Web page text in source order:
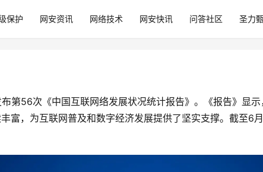
保护 网安资讯 网络技术 网安快讯 问答社区 圣力
第56次《中国互联网络发展状况统计报告》。《报告》显
富，为互联网普及和数字经济发展提供了坚实支撑。截至6